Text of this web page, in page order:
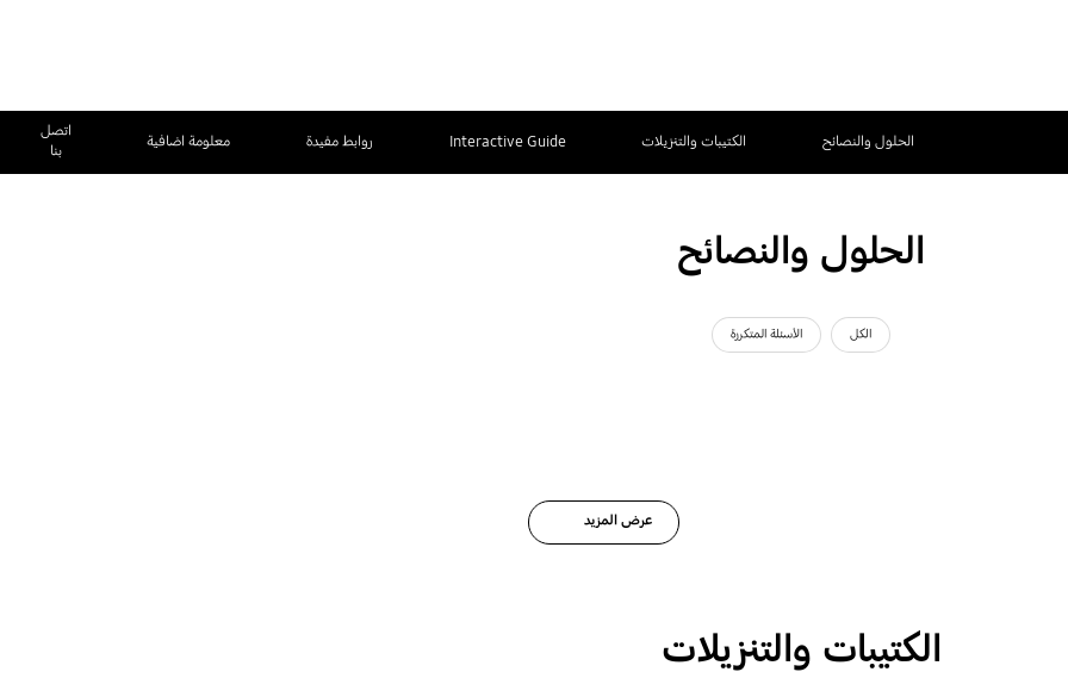
الحلول والنصائح الكتيبات والتنزيلات Interactive Guide روابط مفيدة معلومة اضافية
اتصل
بنا
الحلول والنصائح
الكل الأسئلة المتكررة
عرض المزيد
الكتيبات والتنزيلات